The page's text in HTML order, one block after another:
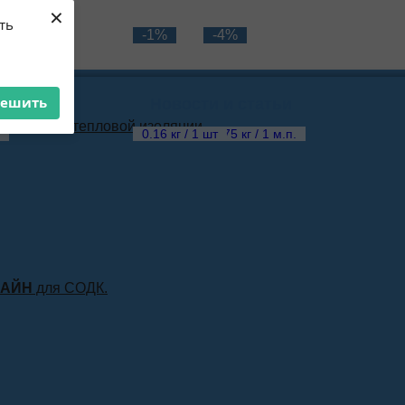
×
тепловой изоляции
для СОДК.
-4%
0.75 кг / 1 м.п.
-1%
0.16 кг / 1 шт